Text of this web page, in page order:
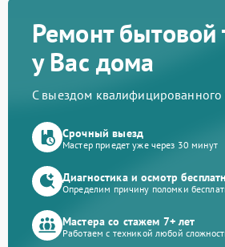
Ремонт бытовой
у Вас дома
С выездом квалифицированного
Срочный выезд
Мастер приедет уже через 30 минут
Диагностика и осмотр
Определим причину поломки
Мастера со стажем 7+ лет
Работаем с техникой любой